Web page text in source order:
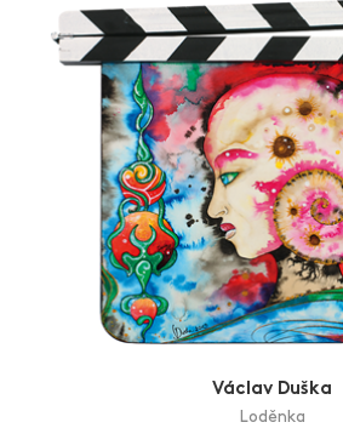
Václav Duška
Loděnka